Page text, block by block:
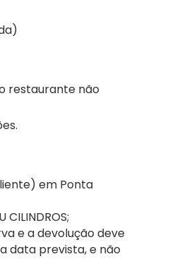
restaurante não
em Ponta
CILINDROS;
e a devolução deve
data prevista, e não